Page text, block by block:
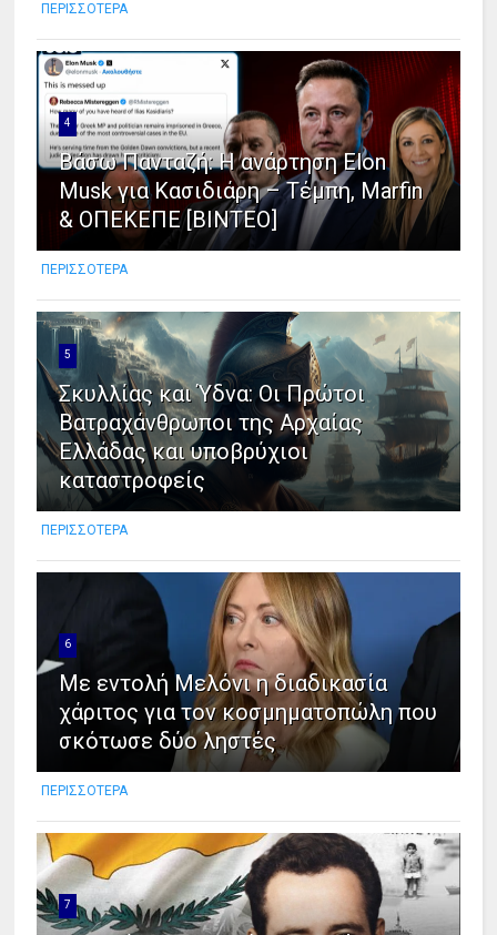
ΠΕΡΙΣΣΟΤΕΡΑ
4
Βάσω Πανταζή: Η ανάρτηση Elon
Musk για Κασιδιάρη – Τέμπη, Marfin
& ΟΠΕΚΕΠΕ [ΒΙΝΤΕΟ]
ΠΕΡΙΣΣΟΤΕΡΑ
5
Σκυλλίας και Ύδνα: Οι Πρώτοι
Βατραχάνθρωποι της Αρχαίας
Ελλάδας και υποβρύχιοι
καταστροφείς
ΠΕΡΙΣΣΟΤΕΡΑ
6
Με εντολή Μελόνι η διαδικασία
χάριτος για τον κοσμηματοπώλη που
σκότωσε δύο ληστές
ΠΕΡΙΣΣΟΤΕΡΑ
7